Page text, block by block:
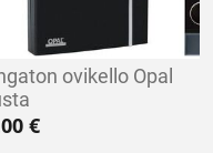
ovikello Opal
€